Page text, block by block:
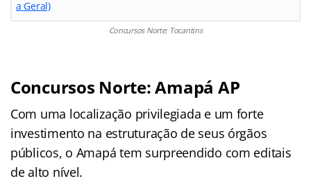
a Geral)
Concursos Norte: Tocantins
Concursos Norte: Amapá AP
Com uma localização privilegiada e um forte
investimento na estruturação de seus órgãos
públicos, o Amapá tem surpreendido com editais
de alto nível.